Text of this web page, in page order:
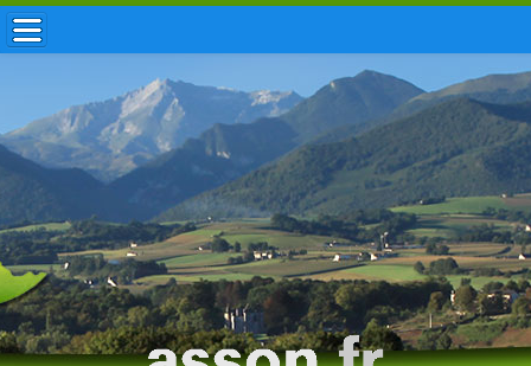
ACCUEIL / INFOS
MUNICIPALITÉ
VIE LOCALE
ENFANCE
TOURISME
HISTOIRE